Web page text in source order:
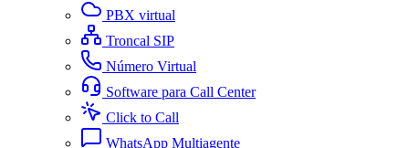
PBX virtual
Troncal SIP
Número Virtual
Software para Call Center
Click to Call
WhatsApp Multiagente